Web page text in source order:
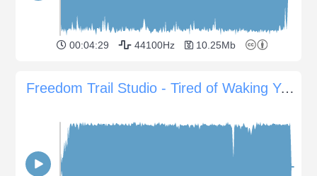
00:04:29 44100Hz 10.25Mb
Freedom Trail Studio - Tired of Waking You Up